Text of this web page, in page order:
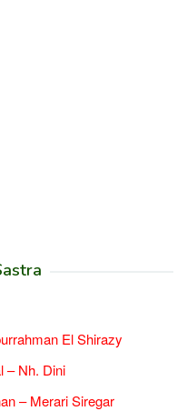
El Shirazy
– Nh. Dini
– Merari Siregar